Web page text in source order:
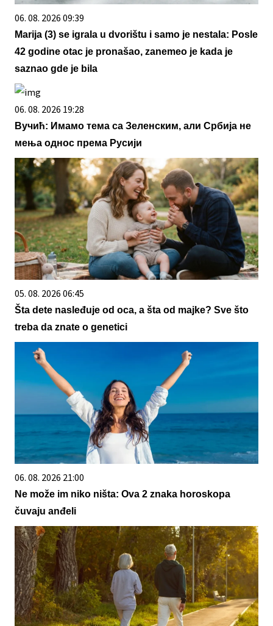
06. 08. 2026 09:39
Marija (3) se igrala u dvorištu i samo je nestala: Posle
42 godine otac je pronašao, zanemeo je kada je
saznao gde je bila
06. 08. 2026 19:28
Вучић: Имамо тема са Зеленским, али Србија не
мења однос према Русији
05. 08. 2026 06:45
Šta dete nasleđuje od oca, a šta od majke? Sve što
treba da znate o genetici
06. 08. 2026 21:00
Ne može im niko ništa: Ova 2 znaka horoskopa
čuvaju anđeli